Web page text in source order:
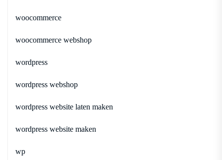
woocommerce
woocommerce webshop
wordpress
wordpress webshop
wordpress website laten maken
wordpress website maken
wp